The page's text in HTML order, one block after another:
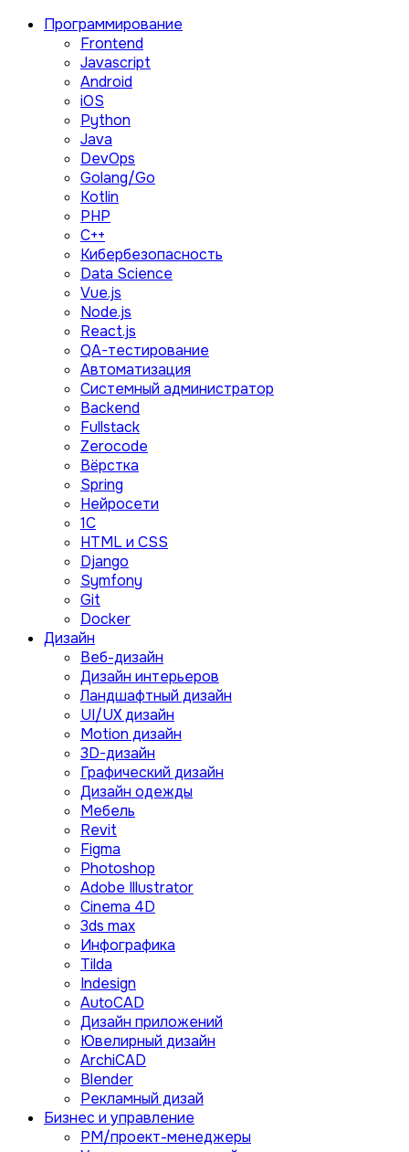
Программирование
Frontend
Javascript
Android
iOS
Python
Java
DevOps
Golang/Go
Kotlin
PHP
C++
Кибербезопасность
Data Science
Vue.js
Node.js
React.js
QA-тестирование
Автоматизация
Системный администратор
Backend
Fullstack
Zerocode
Вёрстка
Spring
Нейросети
1C
HTML и CSS
Django
Symfony
Git
Docker
Дизайн
Веб-дизайн
Дизайн интерьеров
Ландшафтный дизайн
UI/UX дизайн
Motion дизайн
3D-дизайн
Графический дизайн
Дизайн одежды
Мебель
Revit
Figma
Photoshop
Adobe Illustrator
Сinema 4D
3ds max
Инфографика
Tilda
Indesign
AutoCAD
Дизайн приложений
Ювелирный дизайн
ArchiCAD
Blender
Рекламный дизай
Бизнес и управление
PM/проект-менеджеры